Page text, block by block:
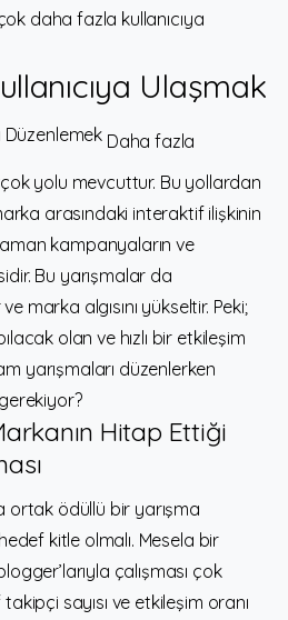
daha fazla kullanıcıya
Ulaşmak
Daha fazla
yolu mevcuttur. Bu yollardan
arasındaki interaktif ilişkinin
kampanyaların ve
Bu yarışmalar da
marka algısını yükseltir. Peki;
olan ve hızlı bir etkileşim
yarışmaları düzenlerken
Hitap Ettiği
ortak ödüllü bir yarışma
kitle olmalı. Mesela bir
çalışması çok
sayısı ve etkileşim oranı